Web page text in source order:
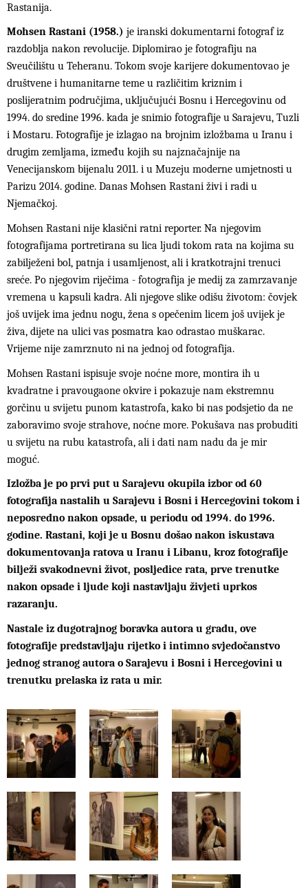
Rastanija.
Mohsen Rastani (1958.) je iranski dokumentarni fotograf iz
razdoblja nakon revolucije. Diplomirao je fotografiju na
Sveučilištu u Teheranu. Tokom svoje karijere dokumentovao je
društvene i humanitarne teme u različitim kriznim i
poslijeratnim područjima, uključujući Bosnu i Hercegovinu od
1994. do sredine 1996. kada je snimio fotografije u Sarajevu, Tuzli
i Mostaru. Fotografije je izlagao na brojnim izložbama u Iranu i
drugim zemljama, između kojih su najznačajnije na
Venecijanskom bijenalu 2011. i u Muzeju moderne umjetnosti u
Parizu 2014. godine. Danas Mohsen Rastani živi i radi u
Njemačkoj.
Mohsen Rastani nije klasični ratni reporter. Na njegovim
fotografijama portretirana su lica ljudi tokom rata na kojima su
zabilježeni bol, patnja i usamljenost, ali i kratkotrajni trenuci
sreće. Po njegovim riječima - fotografija je medij za zamrzavanje
vremena u kapsuli kadra. Ali njegove slike odišu životom: čovjek
još uvijek ima jednu nogu, žena s opečenim licem još uvijek je
živa, dijete na ulici vas posmatra kao odrastao muškarac.
Vrijeme nije zamrznuto ni na jednoj od fotografija.
Mohsen Rastani ispisuje svoje noćne more, montira ih u
kvadratne i pravougaone okvire i pokazuje nam ekstremnu
gorčinu u svijetu punom katastrofa, kako bi nas podsjetio da ne
zaboravimo svoje strahove, noćne more. Pokušava nas probuditi
u svijetu na rubu katastrofa, ali i dati nam nadu da je mir
moguć.
Izložba je po prvi put u Sarajevu okupila izbor od 60
fotografija nastalih u Sarajevu i Bosni i Hercegovini tokom i
neposredno nakon opsade, u periodu od 1994. do 1996.
godine. Rastani, koji je u Bosnu došao nakon iskustava
dokumentovanja ratova u Iranu i Libanu, kroz fotografije
bilježi svakodnevni život, posljedice rata, prve trenutke
nakon opsade i ljude koji nastavljaju živjeti uprkos
razaranju.
Nastale iz dugotrajnog boravka autora u gradu, ove
fotografije predstavljaju rijetko i intimno svjedočanstvo
jednog stranog autora o Sarajevu i Bosni i Hercegovini u
trenutku prelaska iz rata u mir.